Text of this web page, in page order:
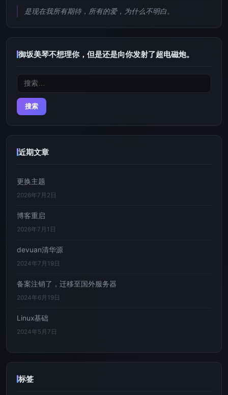
是现在我所有期待，所有的爱，为什么不明白。
御坂美琴不想理你，但是还是向你发射了超电磁炮。
搜
近期文章
更换主题
2026年7月2日
博客重启
2026年7月1日
devuan清华源
2024年7月19日
备案注销了，迁移至国外服务器
2024年6月19日
Linux基础
2024年5月7日
标签